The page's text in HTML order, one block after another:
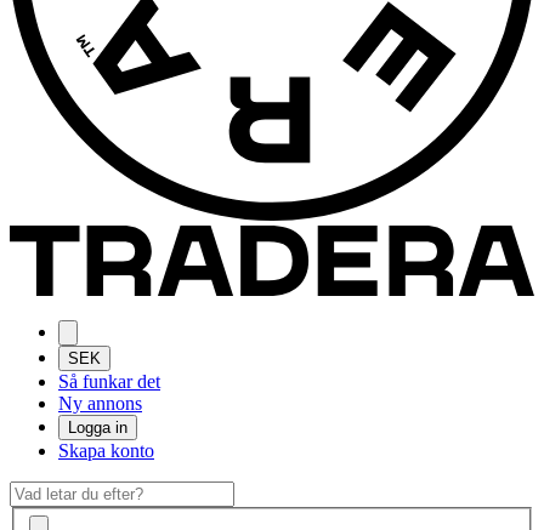
SEK
Så funkar det
Ny annons
Logga in
Skapa konto